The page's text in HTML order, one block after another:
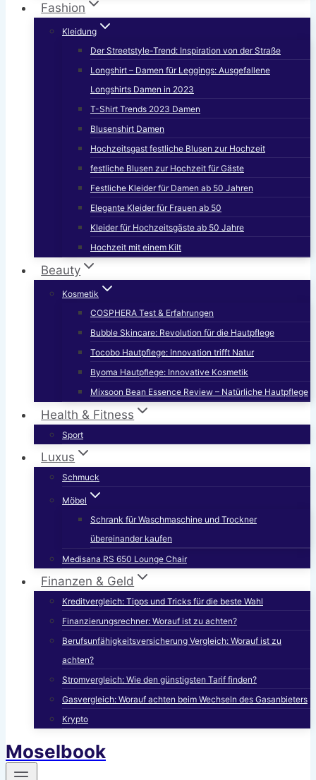
Fashion
Kleidung
Der Streetstyle-Trend: Inspiration von der Straße
Longshirt – Damen für Leggings: Ausgefallene
Longshirts Damen in 2023
T-Shirt Trends 2023 Damen
Blusenshirt Damen
Hochzeitsgast festliche Blusen zur Hochzeit
festliche Blusen zur Hochzeit für Gäste
Festliche Kleider für Damen ab 50 Jahren
Elegante Kleider für Frauen ab 50
Kleider für Hochzeitsgäste ab 50 Jahre
Hochzeit mit einem Kilt
Beauty
Kosmetik
COSPHERA Test & Erfahrungen
Bubble Skincare: Revolution für die Hautpflege
Tocobo Hautpflege: Innovation trifft Natur
Byoma Hautpflege: Innovative Kosmetik
Mixsoon Bean Essence Review – Natürliche Hautpflege
Health & Fitness
Sport
Luxus
Schmuck
Möbel
Schrank für Waschmaschine und Trockner
übereinander kaufen
Medisana RS 650 Lounge Chair
Finanzen & Geld
Kreditvergleich: Tipps und Tricks für die beste Wahl
Finanzierungsrechner: Worauf ist zu achten?
Berufsunfähigkeitsversicherung Vergleich: Worauf ist zu
achten?
Stromvergleich: Wie den günstigsten Tarif finden?
Gasvergleich: Worauf achten beim Wechseln des Gasanbieters
Krypto
Moselbook